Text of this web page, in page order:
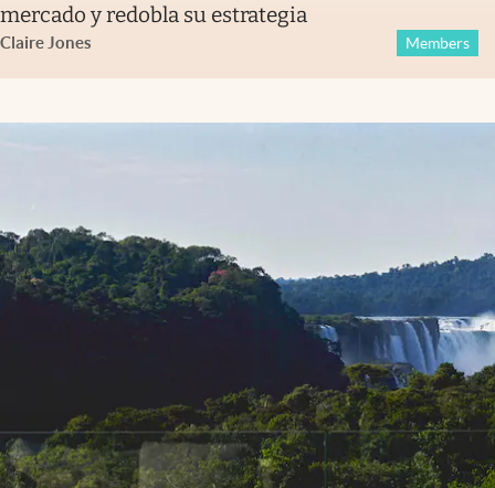
mercado y redobla su estrategia
Claire Jones Members